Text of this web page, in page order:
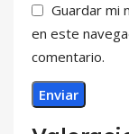
Guardar mi
en este
comentario.